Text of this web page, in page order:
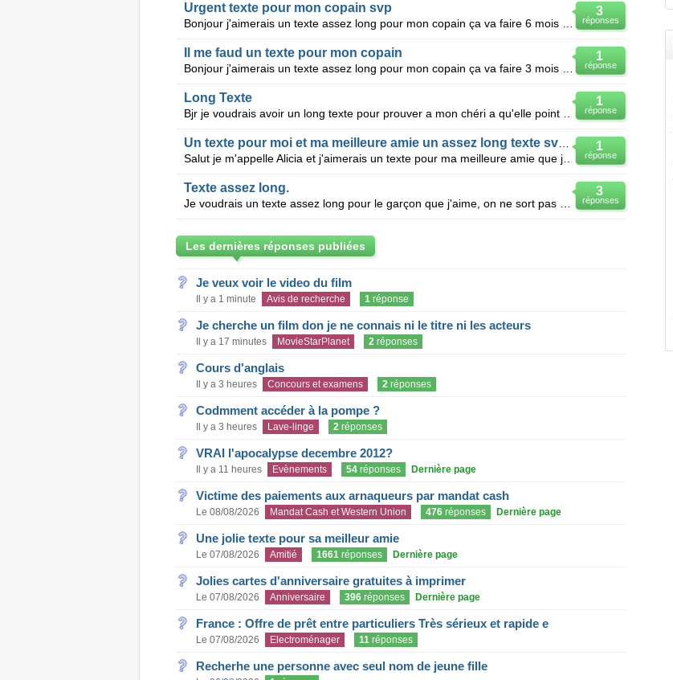
3
réponses
Urgent texte pour mon copain svp
1
réponse
Il me faud un texte pour mon copain
1
réponse
Long Texte
1
réponse
Un texte pour moi et ma meilleure amie un assez long texte svp :)
Salut je m'appelle Alicia et j'aimerais un texte pour ma meilleure amie que j'adore trop, Eloane. Je
3
réponses
Texte assez long.
Les dernières réponses publiées
Je veux voir le video du film
Il y a 1 minute Avis de recherche 1réponse
Je cherche un film don je ne connais ni le titre ni les acteurs
Il y a 17 minutes MovieStarPlanet 2réponses
Cours d'anglais
Il y a 3 heures Concours et examens 2réponses
Codmment accéder à la pompe ?
Il y a 3 heures Lave-linge 2réponses
VRAI l'apocalypse decembre 2012?
Il y a 11 heures Evènements 54réponses Dernière page
Victime des paiements aux arnaqueurs par mandat cash
Le 08/08/2026 Mandat Cash et Western Union 476réponses Dernière page
Une jolie texte pour sa meilleur amie
Le 07/08/2026 Amitié 1661réponses Dernière page
Jolies cartes d'anniversaire gratuites à imprimer
Le 07/08/2026 Anniversaire 396réponses Dernière page
France : Offre de prêt entre particuliers Très sérieux et rapide e
Le 07/08/2026 Electroménager 11réponses
Recherhe une personne avec seul nom de jeune fille